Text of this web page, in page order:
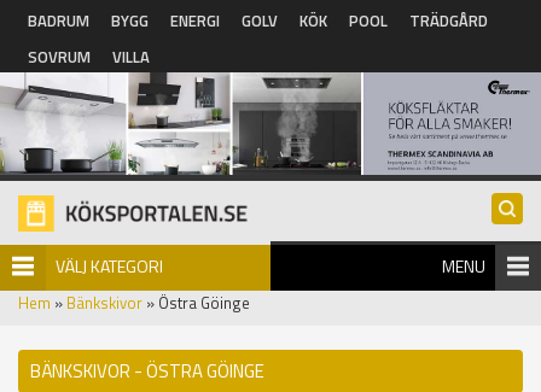
Hoppa till huvudinnehåll
BADRUM BYGG ENERGI GOLV KÖK POOL
TRÄDGÅRD
SOVRUM
VILLA
VÄLJ KATEGORI MENU
Hem » Bänkskivor » Östra Göinge
BÄNKSKIVOR - ÖSTRA GÖINGE